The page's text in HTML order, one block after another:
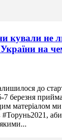
кували не
України на
до
березня
матеріалом ми
#Торунь2021,